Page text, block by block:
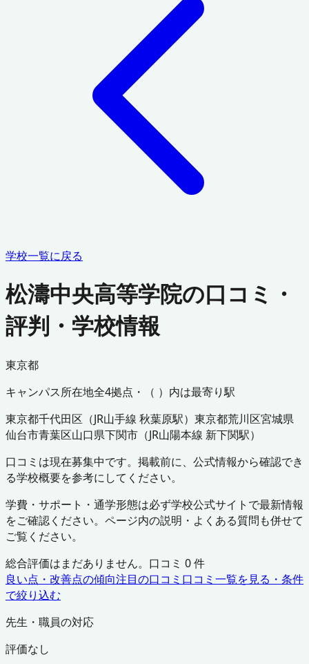
学校一覧に戻る
松濤中央高等学院の口コミ・
評判・学校情報
東京都
キャンパス所在地全4拠点・（ ）内は最寄り駅
東京都千代田区 （JR山手線 秋葉原駅） 東京都荒川区宮城県
仙台市青葉区山口県下関市 （JR山陽本線 新下関駅）
口コミは現在募集中です。掲載前に、公式情報から確認でき
る学校概要を参考にしてください。
学費・サポート・通学形態は必ず学校公式サイトで最新情報
をご確認ください。ページ内の説明・よくある質問も併せて
ご覧ください。
総合評価はまだありません。口コミ 0件
良い点・改善点の傾向注目の口コミ 口コミ一覧を見る・条件
で絞り込む
先生・職員の対応
評価なし